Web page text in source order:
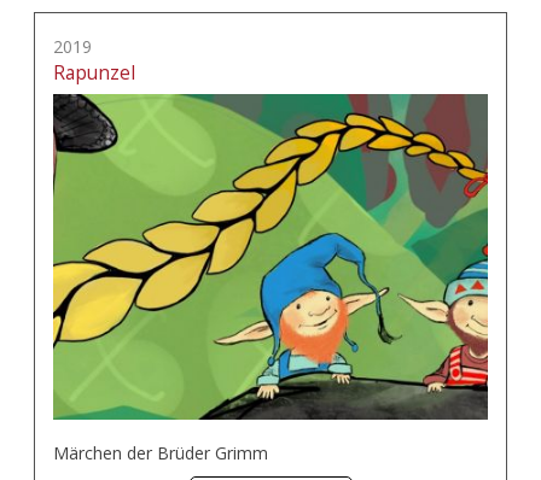
2019
Rapunzel
Märchen der Brüder Grimm